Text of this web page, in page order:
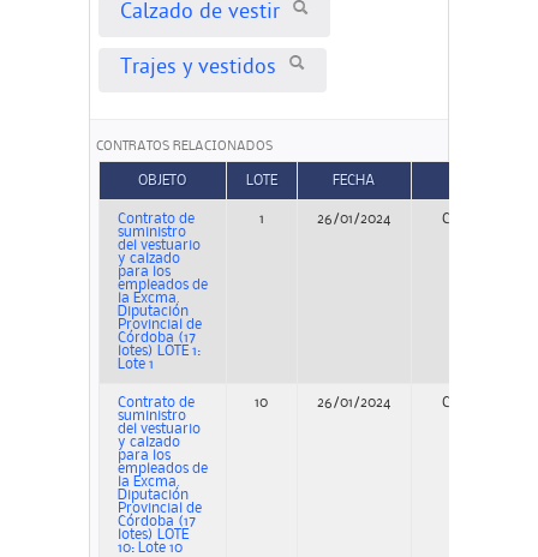
Calzado de vestir
Trajes y vestidos
CONTRATOS RELACIONADOS
OBJETO LOTE FECHA
Contrato de
suministro
del vestuario
y calzado
para los
empleados de
la Excma.
Diputación
Provincial de
Córdoba (17
lotes) LOTE 1:
Lote 1
1 26/01/2024 Concurso
Contrato de
suministro
del vestuario
y calzado
para los
empleados de
la Excma.
Diputación
Provincial de
Córdoba (17
lotes) LOTE
10: Lote 10
10 26/01/2024 Concurso